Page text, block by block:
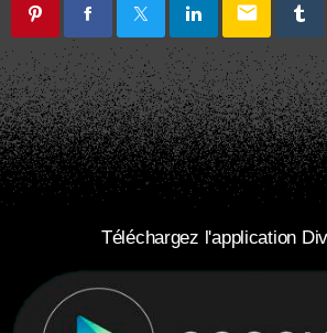
email
Téléchargez l'application